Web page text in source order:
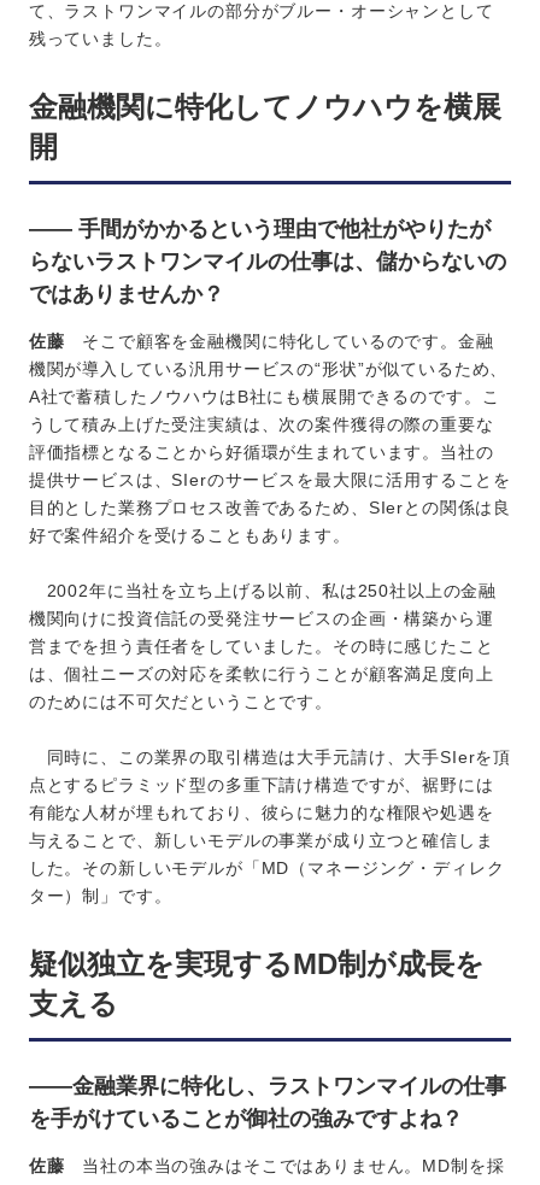
て、ラストワンマイルの部分がブルー・オーシャンとして
残っていました。
金融機関に特化してノウハウを横展
開
―― 手間がかかるという理由で他社がやりたが
らないラストワンマイルの仕事は、儲からないの
ではありませんか？
佐藤 そこで顧客を金融機関に特化しているのです。金融
機関が導入している汎用サービスの“形状”が似ているため、
A社で蓄積したノウハウはB社にも横展開できるのです。こ
うして積み上げた受注実績は、次の案件獲得の際の重要な
評価指標となることから好循環が生まれています。当社の
提供サービスは、SIerのサービスを最大限に活用することを
目的とした業務プロセス改善であるため、SIerとの関係は良
好で案件紹介を受けることもあります。
2002年に当社を立ち上げる以前、私は250社以上の金融
機関向けに投資信託の受発注サービスの企画・構築から運
営までを担う責任者をしていました。その時に感じたこと
は、個社ニーズの対応を柔軟に行うことが顧客満足度向上
のためには不可欠だということです。
同時に、この業界の取引構造は大手元請け、大手SIerを頂
点とするピラミッド型の多重下請け構造ですが、裾野には
有能な人材が埋もれており、彼らに魅力的な権限や処遇を
与えることで、新しいモデルの事業が成り立つと確信しま
した。その新しいモデルが「MD（マネージング・ディレク
ター）制」です。
疑似独立を実現するMD制が成長を
支える
――金融業界に特化し、ラストワンマイルの仕事
を手がけていることが御社の強みですよね？
佐藤 当社の本当の強みはそこではありません。MD制を採